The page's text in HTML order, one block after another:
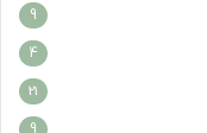
9
4
21